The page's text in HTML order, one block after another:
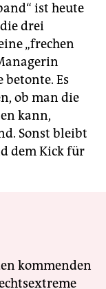
ist heute
drei
„frechen
betonte. Es
ob man die
kann,
Sonst bleibt
dem Kick für
kommenden